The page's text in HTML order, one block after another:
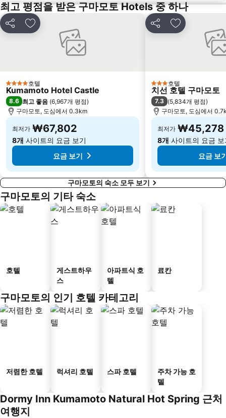
최고 평점을 받은 구마모토 Hotels 중 하나
공유 즐겨찾기에 추가
4 성급 호텔
Kumamoto Hotel Castle
8.6 최고 좋음 (6,967개 평점)
구마모토, 도심에서 0.3km
최저가 ₩67,802
8개 사이트의 요금 보기
요금 보기
공유 즐겨찾기에
3 성급호텔
치선 호텔 구마모토
7.3 (5,834개 평점)
구마모토, 도심에서
최저가 ₩45,278
8개 사이트의 요금 보
요금 보
구마모토의 숙소 모두 보기
구마모토의 기타 숙소
호텔
게스트하우
스
아파트식 호
텔
료칸
구마모토의 인기 호텔 카테고리
저렴한 호텔 럭셔리 호텔 스파 호텔
주차 가능 호
텔
Dormy Inn Kumamoto Natural Hot Spring 근처
여행지